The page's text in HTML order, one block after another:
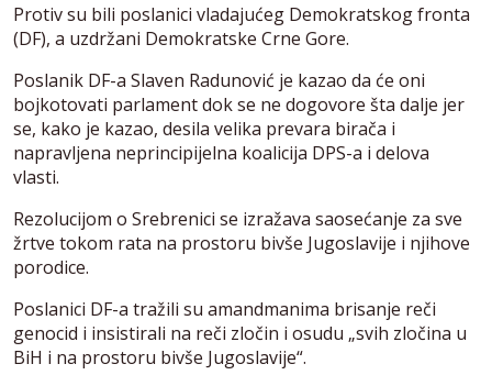
Protiv su bili poslanici vladajućeg Demokratskog fronta
(DF), a uzdržani Demokratske Crne Gore.
Poslanik DF-a Slaven Radunović je kazao da će oni
bojkotovati parlament dok se ne dogovore šta dalje jer
se, kako je kazao, desila velika prevara birača i
napravljena neprincipijelna koalicija DPS-a i delova
vlasti.
Rezolucijom o Srebrenici se izražava saosećanje za sve
žrtve tokom rata na prostoru bivše Jugoslavije i njihove
porodice.
Poslanici DF-a tražili su amandmanima brisanje reči
genocid i insistirali na reči zločin i osudu „svih zločina u
BiH i na prostoru bivše Jugoslavije“.